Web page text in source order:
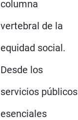
columna
vertebral de la
equidad social.
Desde los
servicios públicos
esenciales